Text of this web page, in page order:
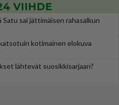
VIIHDE
sai jättimäisen rahasalkun
kotimainen elokuva
lähtevät suosikkisarjaan?